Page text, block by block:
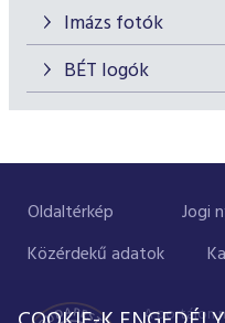
Imázs fotók
BÉT logók
Oldaltérkép Jogi
Közérdekű adatok
A portálon